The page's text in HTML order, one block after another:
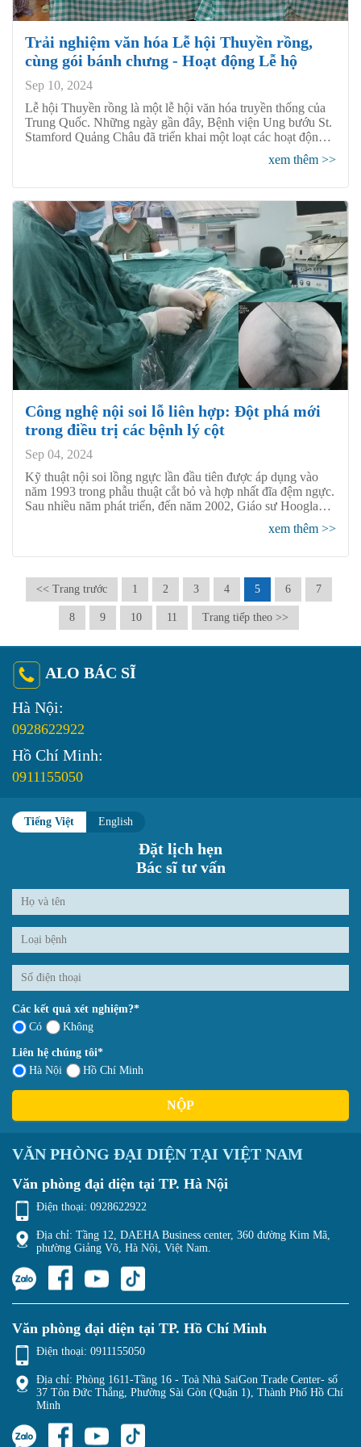
Trải nghiệm văn hóa Lễ hội Thuyền rồng,
cùng gói bánh chưng - Hoạt động Lễ hộ
Sep 10, 2024
​Lễ hội Thuyền rồng là một lễ hội văn hóa truyền thống của
Trung Quốc. Những ngày gần đây, Bệnh viện Ung bướu St.
Stamford Quảng Châu đã triển khai một loạt các hoạt động
văn hóa truyền thống giúp cho bệnh nhân cảm nhận được
bầu không khí lễ hội rộn ràng cũng như là thêm hiểu biết về
xem thêm >>
Công nghệ nội soi lỗ liên hợp: Đột phá mới
trong điều trị các bệnh lý cột
Sep 04, 2024
Kỹ thuật nội soi lồng ngực lần đầu tiên được áp dụng vào
năm 1993 trong phẫu thuật cắt bỏ và hợp nhất đĩa đệm ngực.
Sau nhiều năm phát triển, đến năm 2002, Giáo sư Hoogland
từ Đức đã đề xuất kỹ thuật THESSYS dựa trên nền tảng của
kỹ thuật YESS, giúp công nghệ nội soi lỗ liên hợp trở nên
những ưu điểm như ít xâm lấn, ít chảy máu, hồi phục nhanh,
và hiệu quả điều trị cao, kỹ thuật này dần trở thành lựa chọn
hàng đầu của nhiều bệnh nhân mắc các bệnh lý cột sống cổ
và thắt lưng.
xem thêm >>
<< Trang trước 1 2 3 4 5 6 7
8 9 10 11 Trang tiếp theo >>
ALO BÁC SĨ
Hà Nội:
0928622922
Hồ Chí Minh:
0911155050
Tiếng Việt English
Đặt lịch hẹn
Bác sĩ tư vấn
Các kết quả xét nghiệm?*
Có
Không
Liên hệ chúng tôi*
Hà Nội
Hồ Chí Minh
NỘP
VĂN PHÒNG ĐẠI DIỆN TẠI VIỆT NAM
Văn phòng đại diện tại TP. Hà Nội
Điện thoại: 0928622922
Địa chỉ: Tầng 12, DAEHA Business center, 360 đường Kim Mã,
phường Giảng Võ, Hà Nội, Việt Nam.
Văn phòng đại diện tại TP. Hồ Chí Minh
Điện thoại: 0911155050
Địa chỉ: Phòng 1611-Tầng 16 - Toà Nhà SaiGon Trade Center- số
37 Tôn Đức Thắng, Phường Sài Gòn (Quận 1), Thành Phố Hồ Chí
Minh